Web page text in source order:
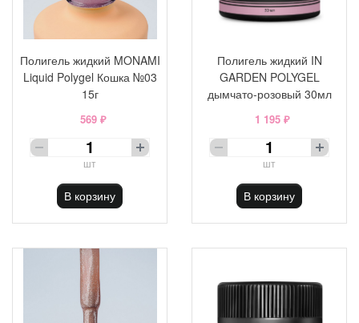
Полигель жидкий MONAMI
Liquid Polygel Кошка №03
15г
569 ₽
шт
В корзину
Полигель жидкий IN
GARDEN POLYGEL
дымчато-розовый 30мл
1 195 ₽
шт
В корзину